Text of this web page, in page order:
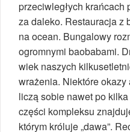
przeciwległych krańcach
za daleko. Restauracja z
na ocean. Bungalowy
ogromnymi baobabami.
wiek naszych
wrażenia. Niektóre
liczą sobie nawet po
części kompleksu
którym króluje „dawa”.